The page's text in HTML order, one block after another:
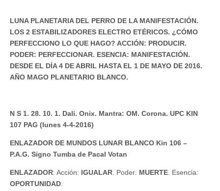
LUNA PLANETARIA DEL PERRO DE LA MANIFESTACIÓN.
LOS 2 ESTABILIZADORES ELECTRO ETÉRICOS. ¿CÓMO
PERFECCIONO LO QUE HAGO? ACCIÓN: PRODUCIR.
PODER: PERFECCIONAR. ESENCIA: MANIFESTACIÓN.
DESDE EL DÍA 4 DE ABRIL HASTA EL 1 DE MAYO DE 2016.
AÑO MAGO PLANETARIO BLANCO.
N S 1. 28. 10. 1. Dali. Onix. Mantra: OM. Corona. UPC KIN
107 PAG (lunes 4-4-2016)
ENLAZADOR DE MUNDOS LUNAR BLANCO Kin 106 –
P.A.G. Signo Tumba de Pacal Votan
ENLAZADOR: Acción: IGUALAR. Poder: MUERTE. Esencia:
OPORTUNIDAD.